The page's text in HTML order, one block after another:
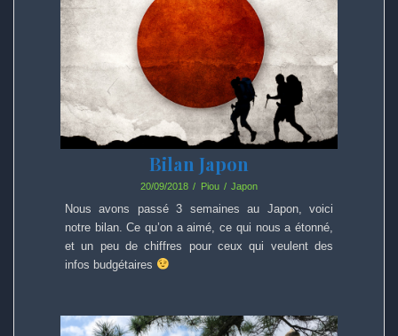
Bilan Japon
20/09/2018 Piou Japon
Nous avons passé 3 semaines au Japon, voici
notre bilan. Ce qu’on a aimé, ce qui nous a étonné,
et un peu de chiffres pour ceux qui veulent des
infos budgétaires